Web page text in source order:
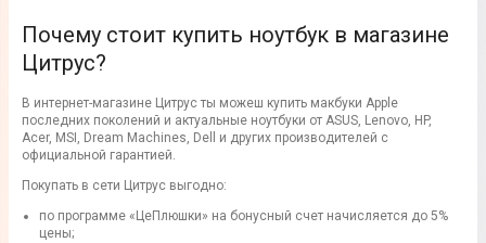
Почему стоит купить ноутбук в магазине
Цитрус?
В интернет-магазине Цитрус ты можеш купить макбуки Apple
последних поколений и актуальные ноутбуки от ASUS, Lenovo, HP,
Acer, MSI, Dream Machines, Dell и других производителей с
официальной гарантией.
Покупать в сети Цитрус выгодно:
по программе «ЦеПлюшки» на бонусный счет начисляется до 5%
цены;